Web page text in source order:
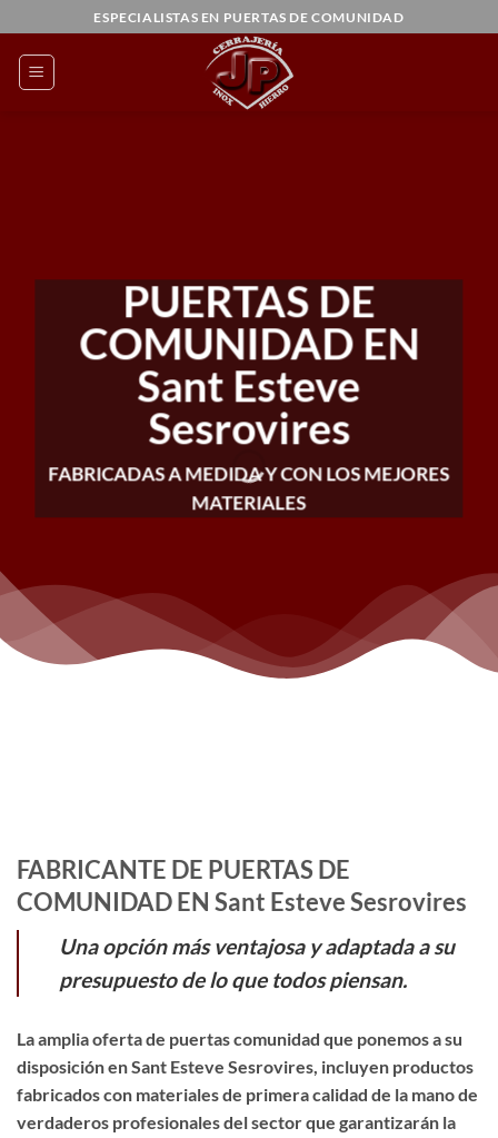
al
contenido
ESPECIALISTAS EN PUERTAS DE COMUNIDAD
PUERTAS DE
COMUNIDAD EN
Sant Esteve
Sesrovires
FABRICADAS A MEDIDA Y CON LOS MEJORES
MATERIALES
FABRICANTE DE PUERTAS DE
COMUNIDAD EN Sant Esteve Sesrovires
Una opción más ventajosa y adaptada a su
presupuesto de lo que todos piensan.
La amplia oferta de puertas comunidad que ponemos a su
disposición en Sant Esteve Sesrovires, incluyen productos
fabricados con materiales de primera calidad de la mano de
verdaderos profesionales del sector que garantizarán la